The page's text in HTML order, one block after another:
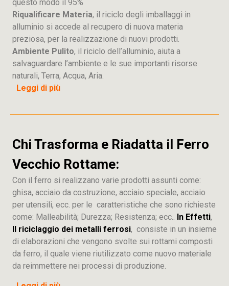
questo modo il 95%
Riqualificare Materia, il riciclo degli imballaggi in
alluminio si accede al recupero di nuova materia
preziosa, per la realizzazione di nuovi prodotti.
Ambiente Pulito, il riciclo dell’alluminio, aiuta a
salvaguardare l’ambiente e le sue importanti risorse
naturali, Terra, Acqua, Aria.
Leggi di più
Chi Trasforma e Riadatta il Ferro
Vecchio Rottame:
Con il ferro si realizzano varie prodotti assunti come:
ghisa, acciaio da costruzione, acciaio speciale, acciaio
per utensili, ecc. per le caratteristiche che sono richieste
come: Malleabilità; Durezza; Resistenza; ecc.. In Effetti,
Il riciclaggio dei metalli ferrosi, consiste in un insieme
di elaborazioni che vengono svolte sui rottami composti
da ferro, il quale viene riutilizzato come nuovo materiale
da reimmettere nei processi di produzione.